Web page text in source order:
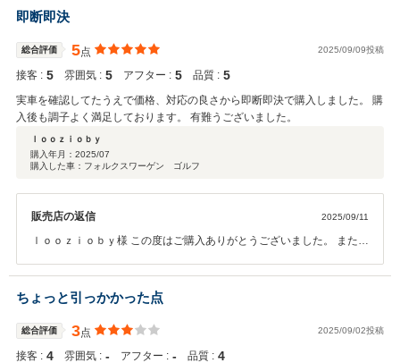
即断即決
総合評価 5点 2025/09/09投稿
接客 : 5 雰囲気 : 5 アフター : 5 品質 : 5
実車を確認してたうえで価格、対応の良さから即断即決で購入しました。 購
入後も調子よく満足しております。 有難うございました。
ｌｏｏｚｉｏｂｙ
購入年月： 2025/07
購入した車：フォルクスワーゲン ゴルフ
販売店の返信 2025/09/11
ｌｏｏｚｉｏｂｙ様 この度はご購入ありがとうございました。 また機
ちょっと引っかかった点
総合評価 3点 2025/09/02投稿
接客 : 4 雰囲気 : ‐ アフター : ‐ 品質 : 4